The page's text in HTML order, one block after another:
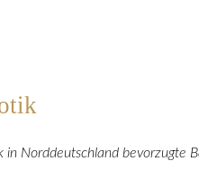
in Norddeutschland bevorzugte